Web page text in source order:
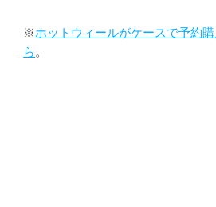
※ホットウィールがケースで予約
ら 。